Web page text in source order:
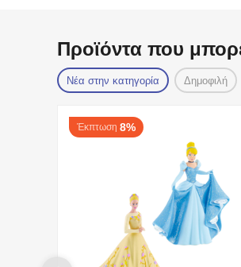
Το δοχείο φαγητού δεν είναι
Συνιστούμε να πλένετε τα δοχεία
Προϊόντα που
Νέα στην κατηγορία Δημοφιλή
Έκπτωση 8%